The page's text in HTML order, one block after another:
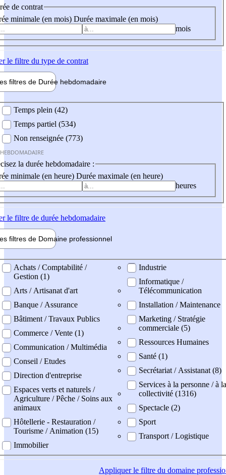
de contrat
minimale (en mois) Durée maximale (en mois)
mois
le filtre du type de contrat
filtres de Durée hebdomadaire
Temps plein (42)
Temps partiel (534)
Non renseignée (773)
la durée hebdomadaire :
minimale (en heure) Durée maximale (en heure)
heures
le filtre de durée hebdomadaire
filtres de Domaine professionnel
professionel
Achats / Comptabilité /
Gestion (1)
Arts / Artisanat d'art
Banque / Assurance
Bâtiment / Travaux Publics
Commerce / Vente (1)
Communication / Multimédia
Conseil / Etudes
Direction d'entreprise
Espaces verts et naturels /
Agriculture / Pêche / Soins aux
animaux
Hôtellerie - Restauration /
Tourisme / Animation (15)
Immobilier
Industrie
Informatique /
Télécommunication
Installation / Maintenance
Marketing / Stratégie
commerciale (5)
Ressources Humaines
Santé (1)
Secrétariat / Assistanat (8)
Services à la personne / à la
collectivité (1316)
Spectacle (2)
Sport
Transport / Logistique
Appliquerle filtre du domaine